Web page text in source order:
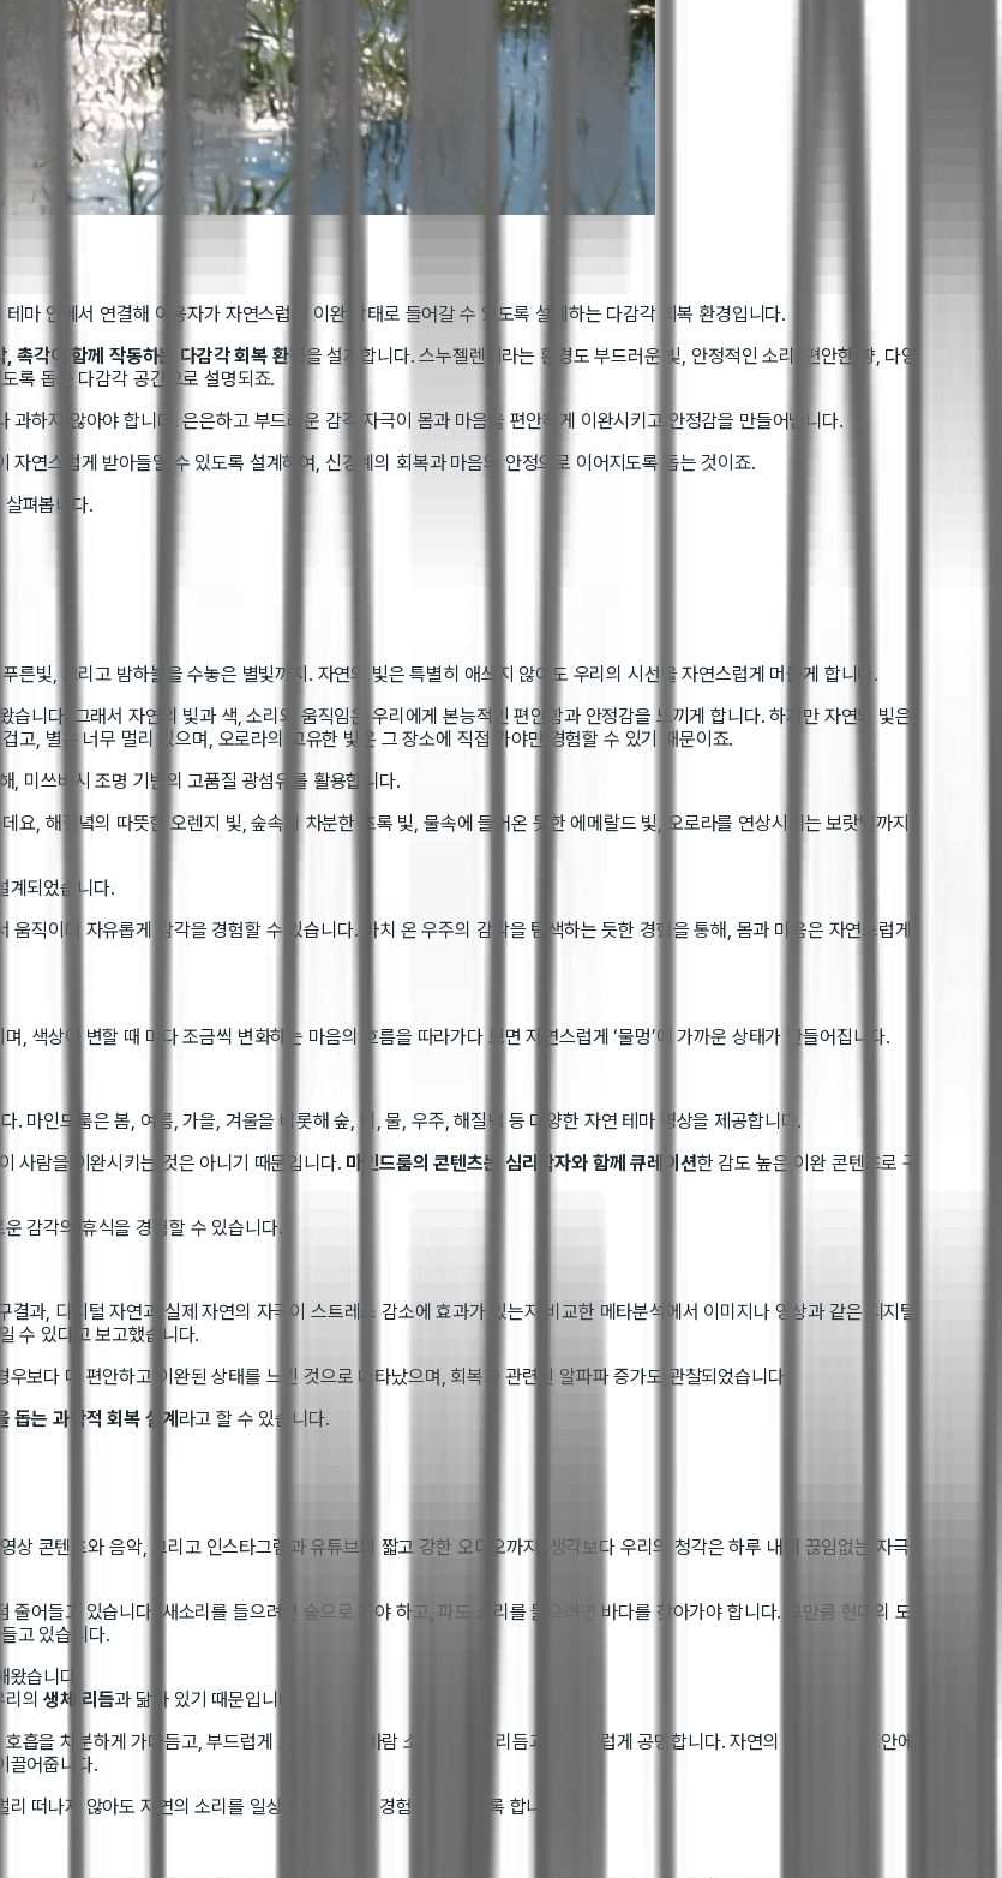
마 안에서 연결해 이용자가 자연스럽게 이완 상태로 들어갈 수 있도록 설계하는 다감각 회복 환경입니다.
촉각이 함께 작동하는 다감각 회복 환경 을 설계합니다. 스누젤렌이라는 환경도 부드러운 빛, 안정적인 소리, 편안한 향, 다양
록 돕는 다감각 공간으로 설명되죠.
하지 않아야 합니다. 은은하고 부드러운 감각 자극이 몸과 마음을 편안하게 이완시키고 안정감을 만들어냅니다.
연스럽게 받아들일 수 있도록 설계하여, 신경계의 회복과 마음의 안정으로 이어지도록 돕는 것이죠.
펴봅니다.
른빛, 그리고 밤하늘을 수놓은 별빛까지. 자연의 빛은 특별히 애쓰지 않아도 우리의 시선을 자연스럽게 머물게 합니다.
니다. 그래서 자연의 빛과 색, 소리와 움직임은 우리에게 본능적인 편안함과 안정감을 느끼게 합니다. 하지만 자연의 빛은
고, 별은 너무 멀리 있으며, 오로라의 고유한 빛은 그 장소에 직접 가야만 경험할 수 있기 때문이죠.
, 미쓰비시 조명 기반의 고품질 광섬유를 활용합니다.
요, 해질녘의 따뜻한 오렌지 빛, 숲속의 차분한 초록 빛, 물속에 들어온 듯한 에메랄드 빛, 오로라를 연상시키는 보랏빛까지
계되었습니다.
직이며 자유롭게 감각을 경험할 수 있습니다. 마치 온 우주의 감각을 탐색하는 듯한 경험을 통해, 몸과 마음은 자연스럽게
, 색상이 변할 때 마다 조금씩 변화하는 마음의 흐름을 따라가다 보면 자연스럽게 ‘물멍’에 가까운 상태가 만들어집니다.
. 마인드룸은 봄, 여름, 가을, 겨울을 비롯해 숲, 비, 물, 우주, 해질녘 등 다양한 자연 테마 영상을 제공합니다.
사람을 이완시키는 것은 아니기 때문입니다. 마인드룸의 콘텐츠는 심리학자와 함께 큐레이션한 감도 높은 이완 콘텐츠로 구
감각의 휴식을 경험할 수 있습니다.
과, 디지털 자연과 실제 자연의 자극이 스트레스 감소에 효과가 있는지 비교한 메타분석에서 이미지나 영상과 같은 디지털
수 있다고 보고했습니다.
보다 더 편안하고 이완된 상태를 느낀 것으로 나타났으며, 회복과 관련된 알파파 증가도 관찰되었습니다.
돕는 과학적 회복 설계 라고 할 수 있습니다.
상 콘텐츠와 음악, 그리고 인스타그램과 유튜브의 짧고 강한 오디오까지. 생각보다 우리의 청각은 하루 내내 끊임없는 자극
어들고 있습니다. 새소리를 들으려면 숲으로 가야 하고, 파도 소리를 들으려면 바다를 찾아가야 합니다. 그만큼 현대의 도
고 있습니다.
습니다.
리의생체 리듬과 닮아 있기 때문입니다.
흡을 차분하게 가다듬고, 부드럽게 오르내리는 바람 소리는 몸의 리듬과 자연스럽게 공명합니다. 자연의 소리는 내 몸 안에
끌어줍니다.
떠나지 않아도 자연의 소리를 일상 공간 안에서 경험할 수 있도록 합니다.